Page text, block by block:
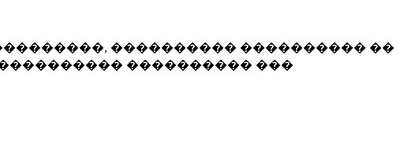
���������� ���������� ��
���������� ���